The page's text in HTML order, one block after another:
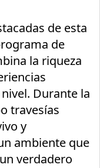
de esta
de
la riqueza
Durante la
travesías
y
ambiente que
verdadero